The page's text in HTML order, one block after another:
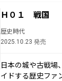
Ｈ０１ 戦国
歴史時代
2025.10.23 発売
日本の城や古戦場
イドする歴史ファ